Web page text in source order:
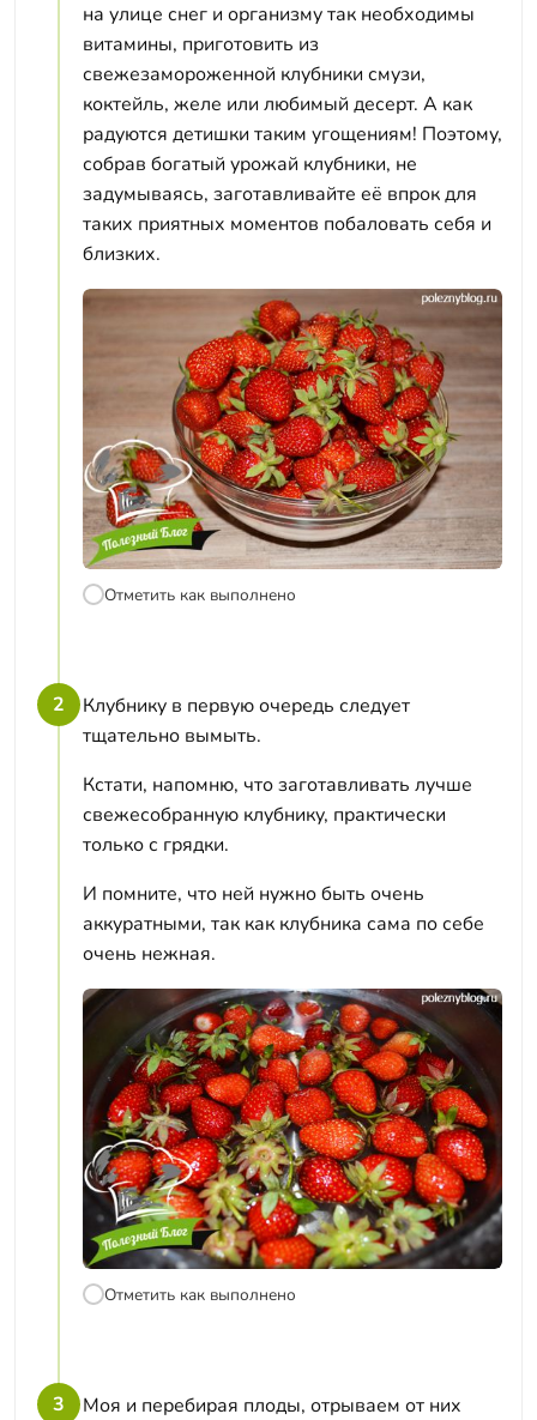
на улице снег и организму так необходимы
витамины, приготовить из
свежезамороженной клубники смузи,
коктейль, желе или любимый десерт. А как
радуются детишки таким угощениям! Поэтому,
собрав богатый урожай клубники, не
задумываясь, заготавливайте её впрок для
таких приятных моментов побаловать себя и
близких.
Отметить как выполнено
2
Клубнику в первую очередь следует
тщательно вымыть.
Кстати, напомню, что заготавливать лучше
свежесобранную клубнику, практически
только с грядки.
И помните, что ней нужно быть очень
аккуратными, так как клубника сама по себе
очень нежная.
Отметить как выполнено
3
Моя и перебирая плоды, отрываем от них